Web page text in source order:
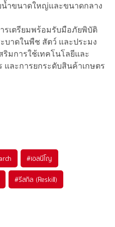
น้ำขนาดใหญ่และขนาดกลาง
รเตรียมพร้อมรับมือภัยพิบัติ
บาดในพืช สัตว์ และประมง
ริมการใช้เทคโนโลยีและ
และการยกระดับสินค้าเกษตร
#เอลนีโญ
#รีสกิล (Reskill)